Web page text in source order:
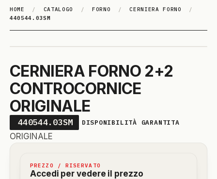
HOME / CATALOGO / FORNO / CERNIERA FORNO
/
440544.03SM
CERNIERA FORNO 2+2
CONTROCORNICE
ORIGINALE
440544.03SM DISPONIBILITÀ GARANTITA
ORIGINALE
PREZZO / RISERVATO
Accedi per vedere il prezzo